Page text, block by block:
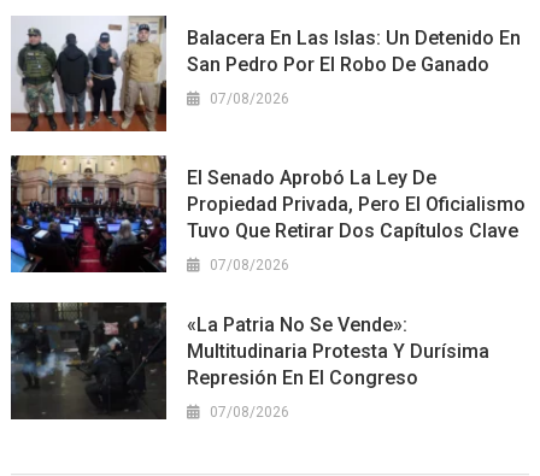
Balacera En Las Islas: Un Detenido En
San Pedro Por El Robo De Ganado
07/08/2026
El Senado Aprobó La Ley De
Propiedad Privada, Pero El Oficialismo
Tuvo Que Retirar Dos Capítulos Clave
07/08/2026
«La Patria No Se Vende»:
Multitudinaria Protesta Y Durísima
Represión En El Congreso
07/08/2026